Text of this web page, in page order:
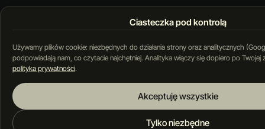
Ciasteczka pod kontrolą
Używamy plików cookie: niezbędnych do działania strony oraz analitycznych
podpowiadają nam, co czytacie najchętniej. Analityka włączy się dopiero po Twojej
polityka prywatności.
Akceptuję wszystkie
Tylko niezbędne